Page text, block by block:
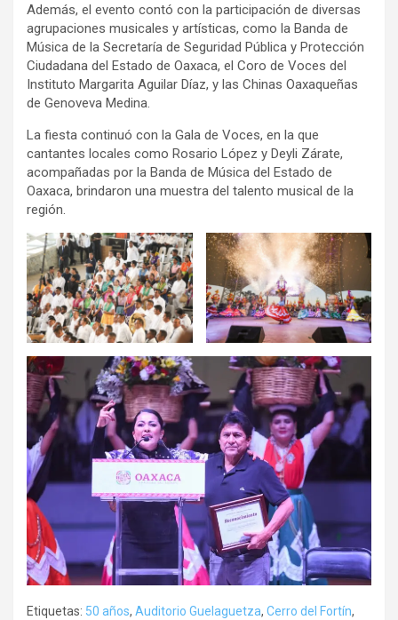
Además, el evento contó con la participación de diversas
agrupaciones musicales y artísticas, como la Banda de
Música de la Secretaría de Seguridad Pública y Protección
Ciudadana del Estado de Oaxaca, el Coro de Voces del
Instituto Margarita Aguilar Díaz, y las Chinas Oaxaqueñas
de Genoveva Medina.
La fiesta continuó con la Gala de Voces, en la que
cantantes locales como Rosario López y Deyli Zárate,
acompañadas por la Banda de Música del Estado de
Oaxaca, brindaron una muestra del talento musical de la
región.
Etiquetas: 50 años, Auditorio Guelaguetza, Cerro del Fortín,